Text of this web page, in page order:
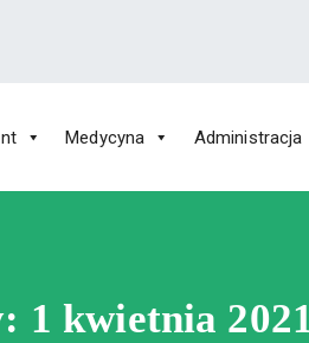
w Czerwonej Górze
Górze
Medycyna Administracja
1 kwietnia